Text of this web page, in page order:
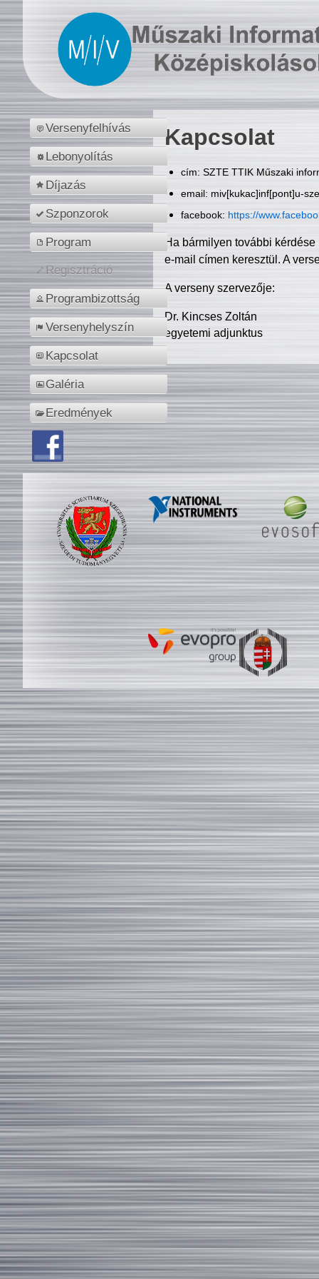
Versenyfelhívás
Lebonyolítás
Díjazás
Szponzorok
Program
Regisztráció
Programbizottság
Versenyhelyszín
Kapcsolat
Galéria
Eredmények
Kapcsolat
cím: SZTE TTIK Műszaki
email: miv[kukac]inf[pont]u-
facebook: https://
Ha bármilyen további
e-mail címen keresztül. A
A verseny szervezője:
Dr. Kincses Zoltán
egyetemi adjunktus